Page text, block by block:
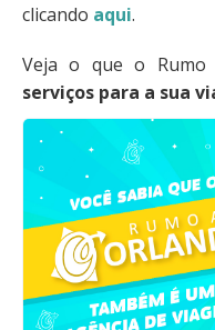
clicando aqui.
Veja o que o Rumo
serviços para a sua